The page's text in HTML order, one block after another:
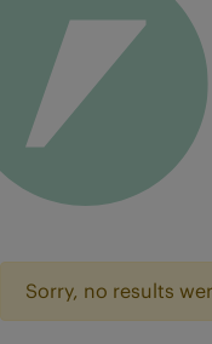
Sorry, no results